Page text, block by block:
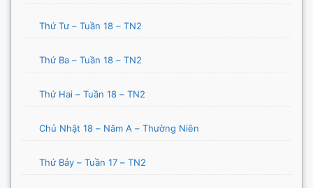
Thứ Tư – Tuần 18 – TN2
Thứ Ba – Tuần 18 – TN2
Thứ Hai – Tuần 18 – TN2
Chủ Nhật 18 – Năm A – Thường Niên
Thứ Bảy – Tuần 17 – TN2